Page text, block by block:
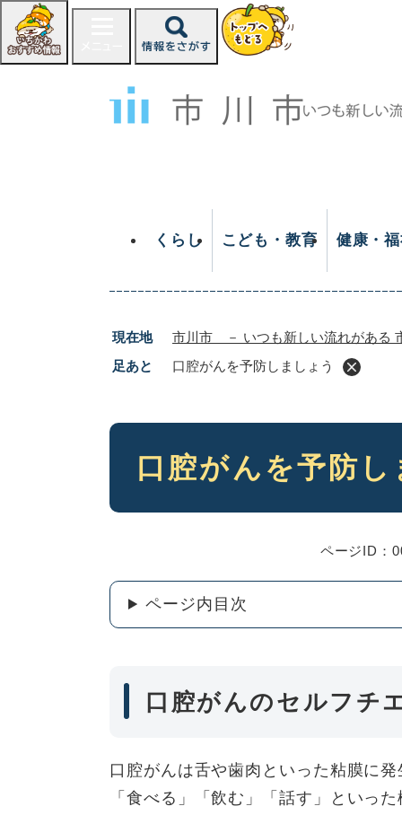
ジ
くらし こども・教育 健康・
現在地 市川市 － いつも新しい流れがある
足あと
口腔がんを予防しましょう
本
口腔がんを予防し
ページID：
ページ内目次
口腔がんのセルフチ
口腔がんは舌や歯肉といった粘膜に発
「食べる」「飲む」「話す」といっ